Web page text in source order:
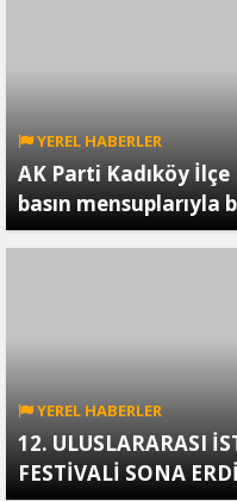
YEREL HABERLER
AK Parti Kadıköy
basın mensuplarıyla
YEREL HABERLER
12. ULUSLARARASI
FESTİVALİ SONA ERDİ